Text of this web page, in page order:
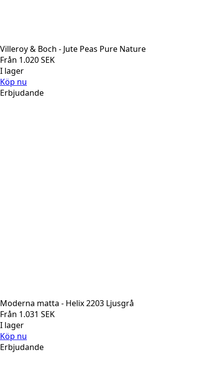
Villeroy & Boch - Jute Peas Pure Nature
Från 1.020SEK
I lager
Köp nu
Erbjudande
Moderna matta - Helix 2203 Ljusgrå
Från 1.031 SEK
I lager
Köp nu
Erbjudande